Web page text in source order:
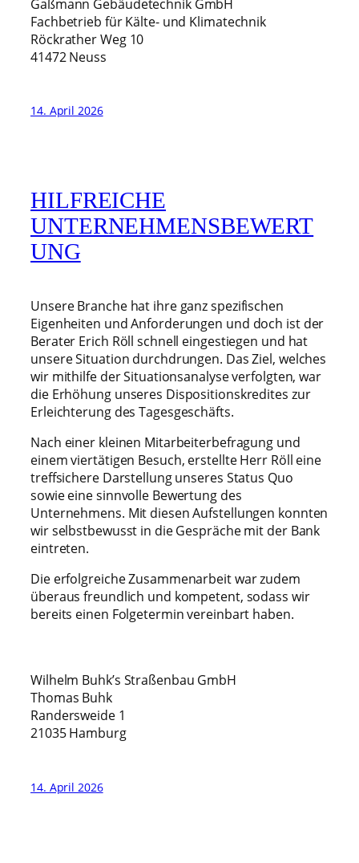
Gaßmann Gebäudetechnik GmbH
Fachbetrieb für Kälte- und Klimatechnik
Röckrather Weg 10
41472 Neuss
14. April 2026
HILFREICHE
UNTERNEHMENSBEWERT
UNG
Unsere Branche hat ihre ganz spezifischen
Eigenheiten und Anforderungen und doch ist der
Berater Erich Röll schnell eingestiegen und hat
unsere Situation durchdrungen. Das Ziel, welches
wir mithilfe der Situationsanalyse verfolgten, war
die Erhöhung unseres Dispositionskredites zur
Erleichterung des Tagesgeschäfts.
Nach einer kleinen Mitarbeiterbefragung und
einem viertätigen Besuch, erstellte Herr Röll eine
treffsichere Darstellung unseres Status Quo
sowie eine sinnvolle Bewertung des
Unternehmens. Mit diesen Aufstellungen konnten
wir selbstbewusst in die Gespräche mit der Bank
eintreten.
Die erfolgreiche Zusammenarbeit war zudem
überaus freundlich und kompetent, sodass wir
bereits einen Folgetermin vereinbart haben.
Wilhelm Buhk’s Straßenbau GmbH
Thomas Buhk
Randersweide 1
21035 Hamburg
14. April 2026